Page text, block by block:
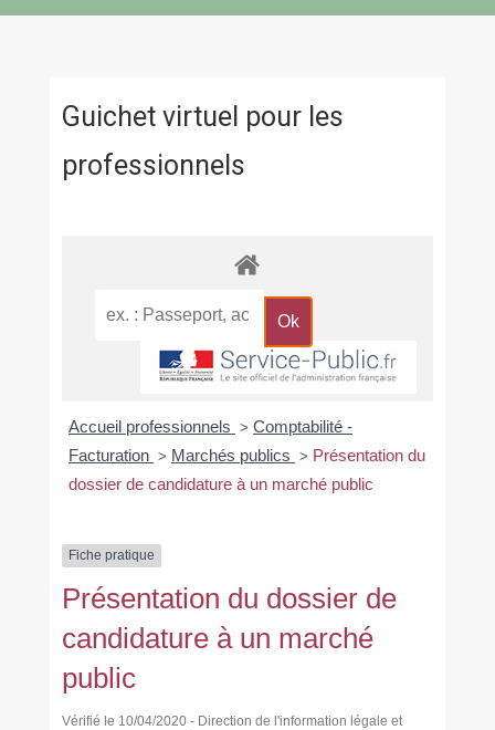
Guichet virtuel pour les
professionnels
Accueil professionnels > Comptabilité -
Facturation > Marchés publics > Présentation du
dossier de candidature à un marché public
Fiche pratique
Présentation du dossier de
candidature à un marché
public
Vérifié le 10/04/2020 - Direction de l'information légale et